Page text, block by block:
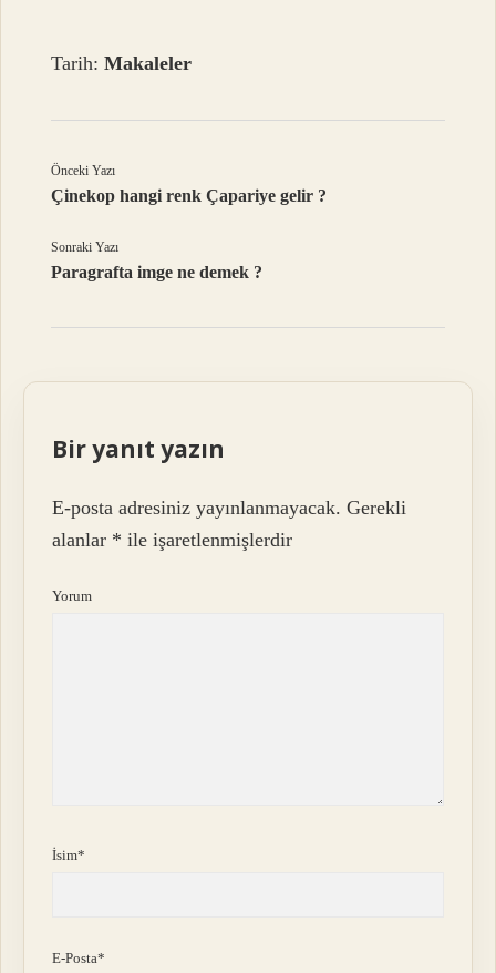
Tarih:Makaleler
Önceki Yazı
Çinekop hangi renk Çapariye gelir ?
Sonraki Yazı
Paragrafta imge ne demek ?
Bir yanıt yazın
E-posta adresiniz yayınlanmayacak. Gerekli
alanlar * ile işaretlenmişlerdir
Yorum
İsim*
E-Posta*